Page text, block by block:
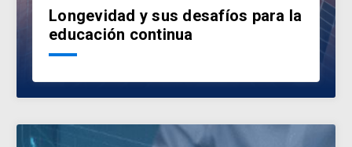
Longevidad y sus desafíos para la
educación continua